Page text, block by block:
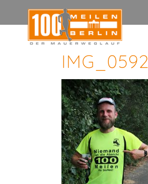
IMG_0592